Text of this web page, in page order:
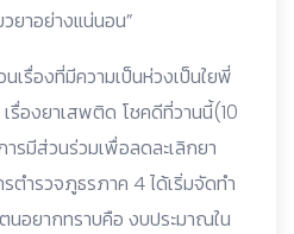
ยาอย่างแน่นอน”
เรื่องที่มีความเป็นห่วงเป็นใยพี่
รื่องยาเสพติด โชคดีที่วานนี้(10
รมีส่วนร่วมเพื่อลดละเลิกยา
ำรวจภูธรภาค 4 ได้เริ่มจัดทำ
อยากทราบคือ งบประมาณใน